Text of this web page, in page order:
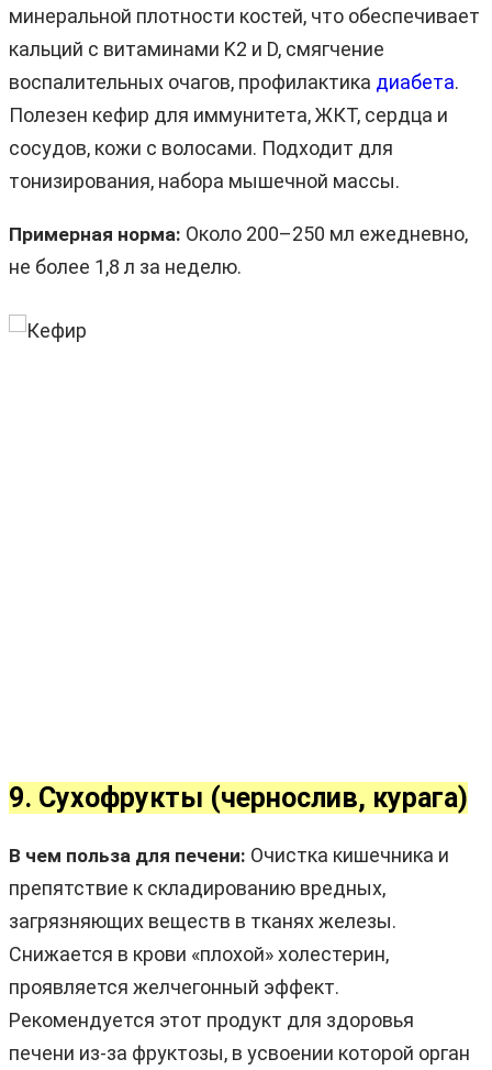
минеральной плотности костей, что обеспечивает
кальций с витаминами K2 и D, смягчение
воспалительных очагов, профилактика диабета.
Полезен кефир для иммунитета, ЖКТ, сердца и
сосудов, кожи с волосами. Подходит для
тонизирования, набора мышечной массы.
Примерная норма: Около 200–250 мл ежедневно,
не более 1,8 л за неделю.
9. Сухофрукты (чернослив, курага)
В чем польза для печени: Очистка кишечника и
препятствие к складированию вредных,
загрязняющих веществ в тканях железы.
Снижается в крови «плохой» холестерин,
проявляется желчегонный эффект.
Рекомендуется этот продукт для здоровья
печени из-за фруктозы, в усвоении которой орган